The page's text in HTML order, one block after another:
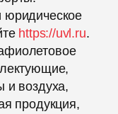
https://uvl.ru.
и воздуха,
продукция,